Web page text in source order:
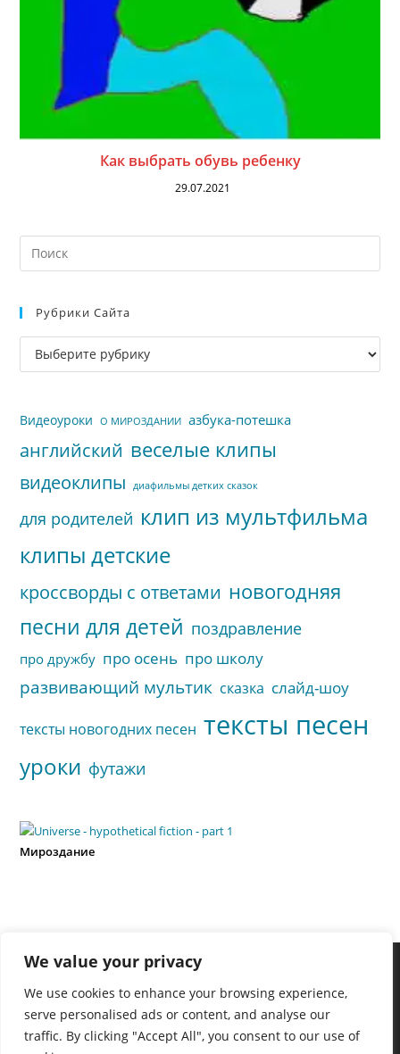
We value your privacy
We use cookies to enhance your browsing experience,
serve personalised ads or content, and analyse our
traffic. By clicking "Accept All", you consent to our use of
Как выбрать обувь ребенку
29.07.2021
Рубрики Сайта
Рубрики
сайта
Видеоуроки О МИРОЗДАНИИ азбука-потешка
английский веселые клипы
видеоклипы диафильмы детких сказок
для родителей клип из мультфильма
клипы детские
кроссворды с ответами новогодняя
песни для детей поздравление
про дружбу про осень про школу
развивающий мультик сказка слайд-шоу
тексты новогодних песен тексты песен
уроки футажи
Мироздание